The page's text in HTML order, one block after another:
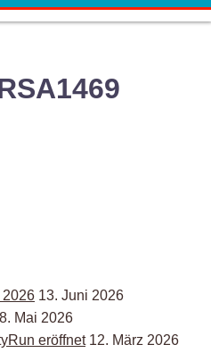
2026 13. Juni 2026
8. Mai 2026
eröffnet 12. März 2026